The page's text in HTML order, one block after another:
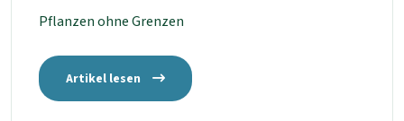
Pflanzen ohne Grenzen
Artikel lesen